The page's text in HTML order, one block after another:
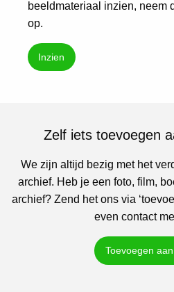
beeldmateriaal inzien, neem
op.
Inzien
Zelf iets toevoegen
We zijn altijd bezig met het
archief. Heb je een foto, film,
archief? Zend het ons via
even contact
Toevoegen